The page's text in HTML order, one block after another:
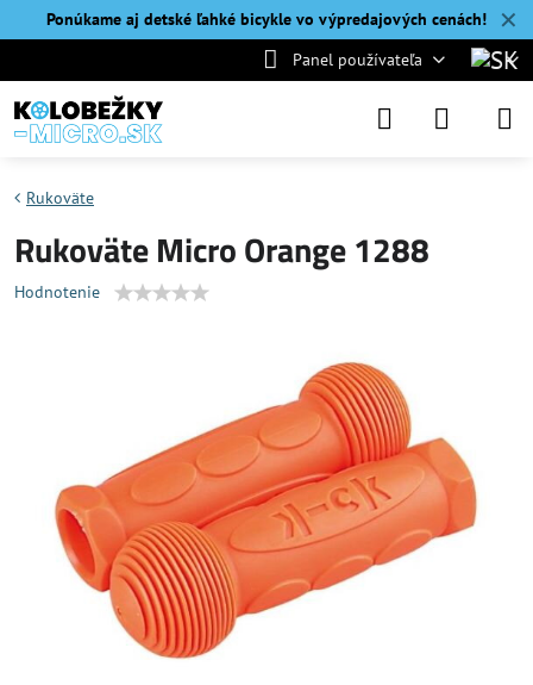
✕
Ponúkame aj detské ľahké bicykle vo výpredajových cenách!
Panel používateľa
Rukoväte
Rukoväte Micro Orange 1288
Hodnotenie